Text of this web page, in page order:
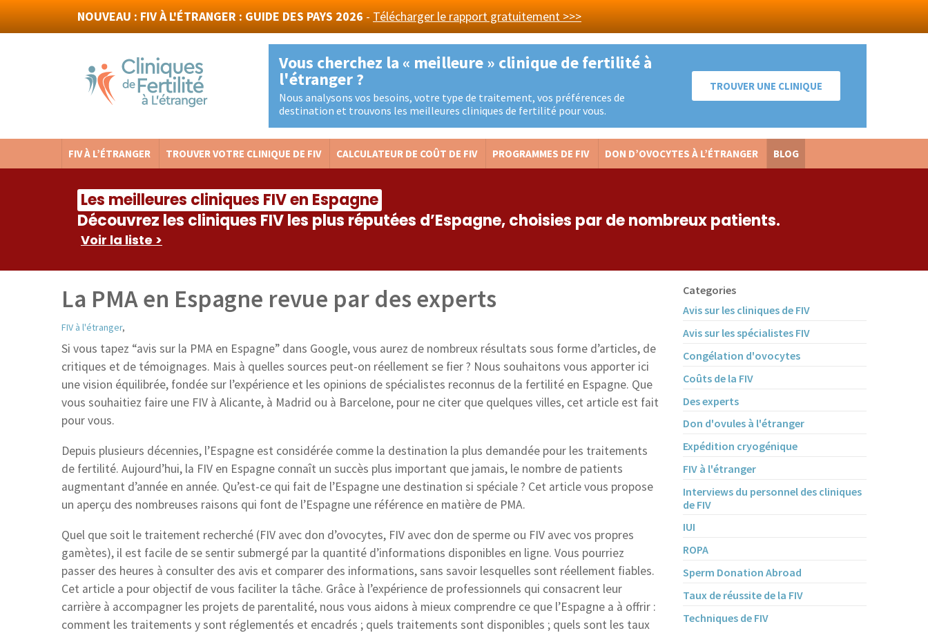
NOUVEAU : FIV À L'ÉTRANGER : GUIDE DES PAYS 2026-Télécharger le rapport gratuitement >>>
Navigation
Vous cherchez la « meilleure » clinique de fertilité à
l'étranger ?
Nous analysons vos besoins, votre type de traitement, vos préférences de
destination et trouvons les meilleures cliniques de fertilité pour vous.
TROUVER UNE CLINIQUE
FIV À L’ÉTRANGER TROUVER VOTRE CLINIQUE DE FIV CALCULATEUR DE COÛT DE FIV PROGRAMMES DE FIV DON D’OVOCYTES À L’ÉTRANGER BLOG
Les meilleures cliniques FIV en Espagne
Découvrez les cliniques FIV les plus réputées d’Espagne, choisies par de nombreux patients.
Voir la liste >
La PMA en Espagne revue par des experts
FIV à l'étranger,
Si vous tapez “avis sur la PMA en Espagne” dans Google, vous aurez de nombreux résultats sous forme d’articles, de
critiques et de témoignages. Mais à quelles sources peut-on réellement se fier ? Nous souhaitons vous apporter ici
une vision équilibrée, fondée sur l’expérience et les opinions de spécialistes reconnus de la fertilité en Espagne. Que
vous souhaitiez faire une FIV à Alicante, à Madrid ou à Barcelone, pour ne citer que quelques villes, cet article est fait
pour vous.
Depuis plusieurs décennies, l’Espagne est considérée comme la destination la plus demandée pour les traitements
de fertilité. Aujourd’hui, la FIV en Espagne connaît un succès plus important que jamais, le nombre de patients
augmentant d’année en année. Qu’est-ce qui fait de l’Espagne une destination si spéciale ? Cet article vous propose
un aperçu des nombreuses raisons qui font de l’Espagne une référence en matière de PMA.
Quel que soit le traitement recherché (FIV avec don d’ovocytes, FIV avec don de sperme ou FIV avec vos propres
gamètes), il est facile de se sentir submergé par la quantité d’informations disponibles en ligne. Vous pourriez
passer des heures à consulter des avis et comparer des informations, sans savoir lesquelles sont réellement fiables.
Cet article a pour objectif de vous faciliter la tâche. Grâce à l’expérience de professionnels qui consacrent leur
carrière à accompagner les projets de parentalité, nous vous aidons à mieux comprendre ce que l’Espagne a à offrir :
comment les traitements y sont réglementés et encadrés ; quels traitements sont disponibles ; quels sont les taux
Categories
Avis sur les cliniques de FIV
Avis sur les spécialistes FIV
Congélation d'ovocytes
Coûts de la FIV
Des experts
Don d'ovules à l'étranger
Expédition cryogénique
FIV à l'étranger
Interviews du personnel des cliniques
de FIV
IUI
ROPA
Sperm Donation Abroad
Taux de réussite de la FIV
Techniques de FIV